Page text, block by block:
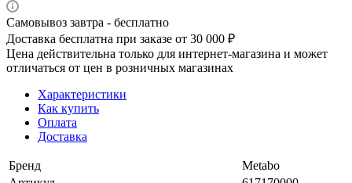
Самовывоз завтра - бесплатно
Доставка бесплатна при заказе от 30 000 ₽
Цена действительна только для интернет-магазина и может
отличаться от цен в розничных магазинах
Характеристики
Как купить
Оплата
Доставка
Бренд
Metabo